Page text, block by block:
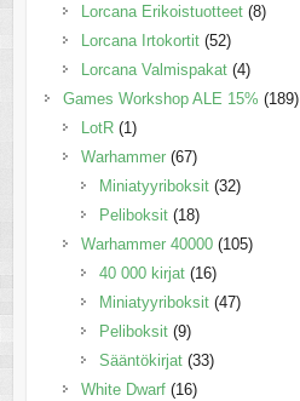
Lorcana Erikoistuotteet (8)
Lorcana Irtokortit (52)
Lorcana Valmispakat (4)
Games Workshop ALE 15% (189)
LotR (1)
Warhammer (67)
Miniatyyriboksit (32)
Peliboksit (18)
Warhammer 40000 (105)
40 000 kirjat (16)
Miniatyyriboksit (47)
Peliboksit (9)
Sääntökirjat (33)
White Dwarf (16)